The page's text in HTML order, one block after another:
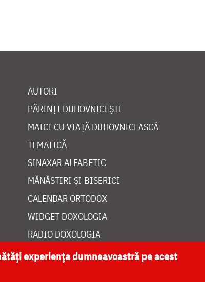
AUTORI
PĂRINȚI DUHOVNICEȘTI
MAICI CU VIAȚĂ DUHOVNICEASCĂ
TEMATICĂ
SINAXAR ALFABETIC
MĂNĂSTIRI ȘI BISERICI
CALENDAR ORTODOX
WIDGET DOXOLOGIA
RADIO DOXOLOGIA
experiența dumneavoastră pe acest